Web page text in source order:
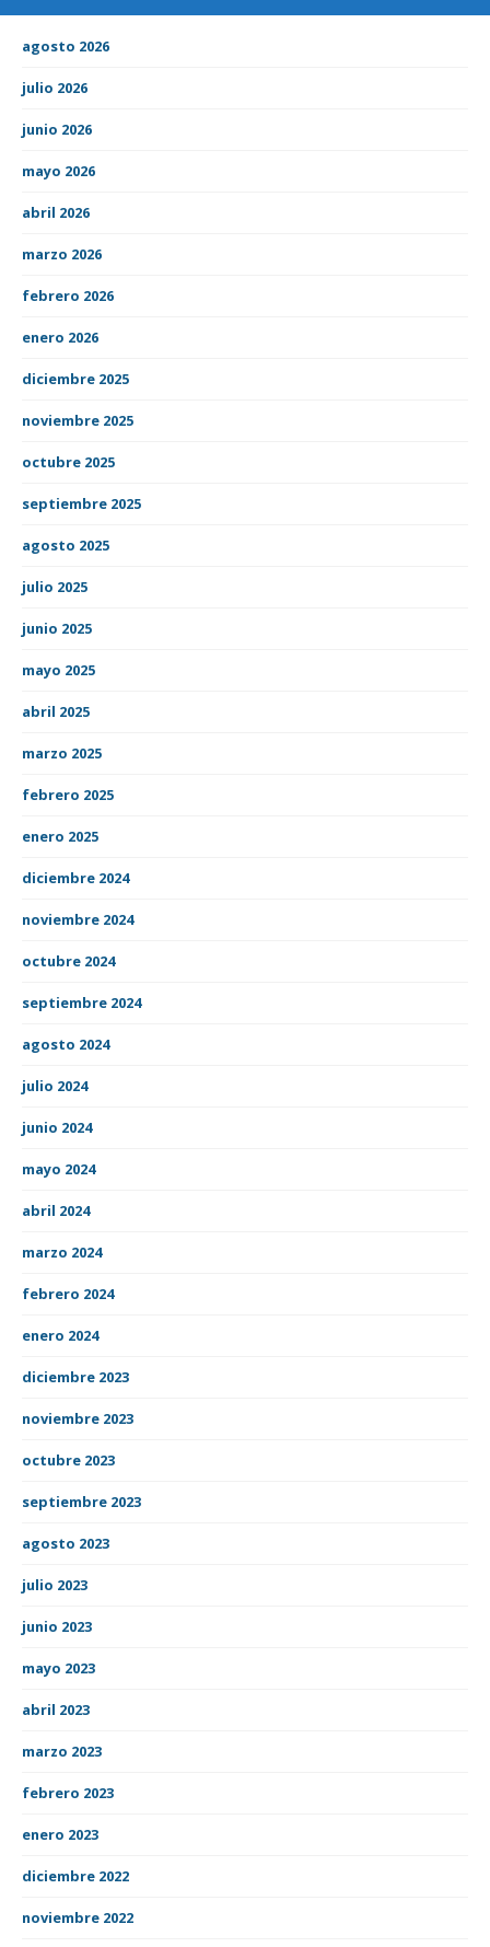
agosto 2026
julio 2026
junio 2026
mayo 2026
abril 2026
marzo 2026
febrero 2026
enero 2026
diciembre 2025
noviembre 2025
octubre 2025
septiembre 2025
agosto 2025
julio 2025
junio 2025
mayo 2025
abril 2025
marzo 2025
febrero 2025
enero 2025
diciembre 2024
noviembre 2024
octubre 2024
septiembre 2024
agosto 2024
julio 2024
junio 2024
mayo 2024
abril 2024
marzo 2024
febrero 2024
enero 2024
diciembre 2023
noviembre 2023
octubre 2023
septiembre 2023
agosto 2023
julio 2023
junio 2023
mayo 2023
abril 2023
marzo 2023
febrero 2023
enero 2023
diciembre 2022
noviembre 2022